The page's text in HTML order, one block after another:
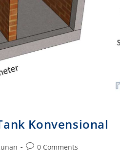
Konvensional
Post0 Comments